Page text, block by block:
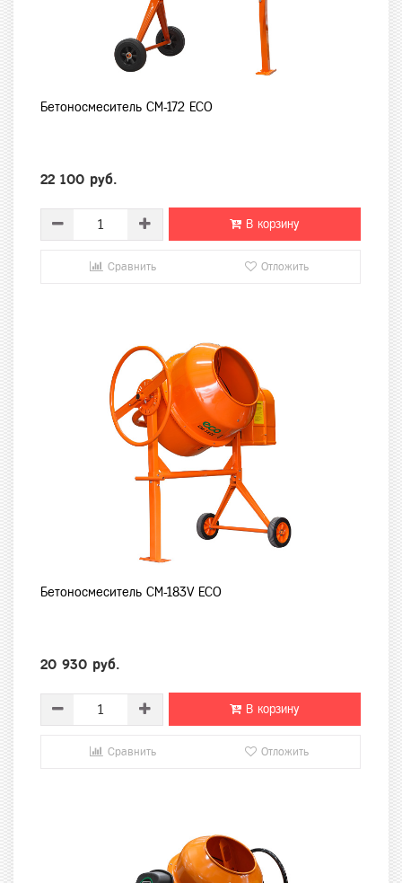
Бетоносмеситель CM-172 ECO
22 100 руб.
В корзину
Сравнить Отложить
Бетоносмеситель CM-183V ECO
20 930 руб.
В корзину
Сравнить Отложить